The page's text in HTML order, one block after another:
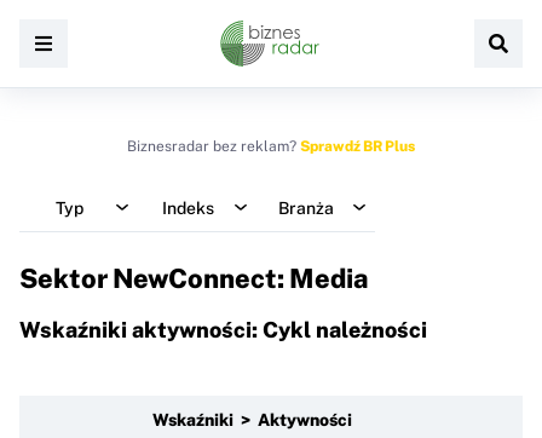
Biznesradar bez reklam? Sprawdź BR Plus
Typ Indeks Branża
Sektor NewConnect: Media
Wskaźniki aktywności: Cykl należności
Wskaźniki > Aktywności